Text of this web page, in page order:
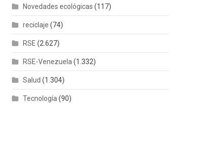
Novedades ecológicas (117)
reciclaje (74)
RSE (2.627)
RSE-Venezuela (1.332)
Salud (1.304)
Tecnología (90)